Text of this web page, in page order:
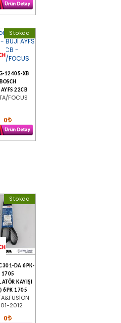
Stokda
12405-XB
BOSCH
AYFS 22CB
FOCUS
0
Stokda
DA 6PK-
1705
KAYIŞI
6PK 1705
2012
0